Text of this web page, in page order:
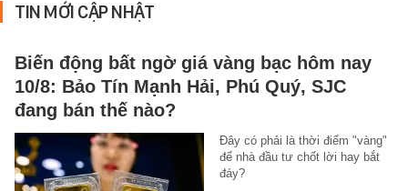
TIN MỚI CẬP NHẬT
Biến động bất ngờ giá vàng bạc hôm nay
10/8: Bảo Tín Mạnh Hải, Phú Quý, SJC
đang bán thế nào?
Đây có phải là thời điểm "vàng"
để nhà đầu tư chốt lời hay bắt
đáy?